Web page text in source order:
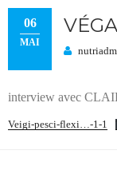
06
MAI
interview avec
Veigi-pesci-flexi…-1-1